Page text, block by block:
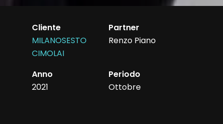
Cliente
MILANOSESTO
CIMOLAI
Partner
Renzo Piano
Anno
2021
Periodo
Ottobre